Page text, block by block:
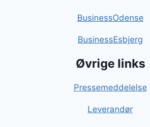
BusinessOdense
BusinessEsbjerg
Øvrige links
Pressemeddelelse
Leverandør